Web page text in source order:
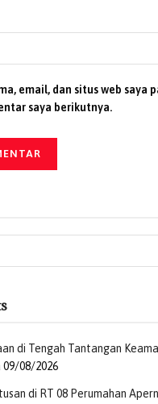
email, dan situs web saya
saya berikutnya.
di Tengah Tantangan
09/08/2026
di RT 08 Perumahan